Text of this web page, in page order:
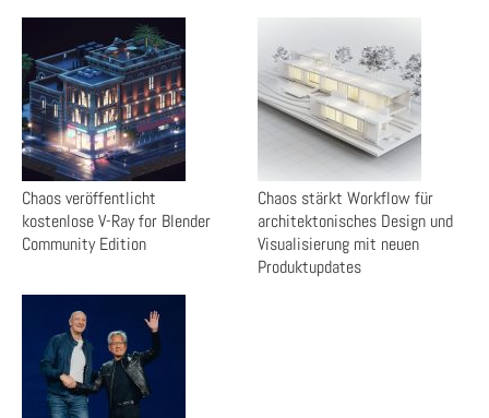
Chaos veröffentlicht
kostenlose V-Ray for Blender
Community Edition
Chaos stärkt Workflow für
architektonisches Design und
Visualisierung mit neuen
Produktupdates